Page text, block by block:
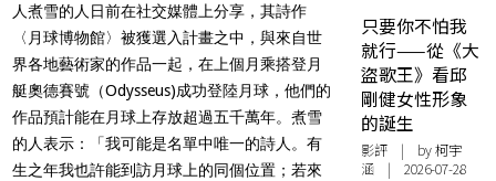
人煮雪的人日前在社交媒體上分享，其詩作
〈月球博物館〉被獲選入計畫之中，與來自世
界各地藝術家的作品一起，在上個月乘搭登月
艇奧德賽號（Odysseus)成功登陸月球，他們的
作品預計能在月球上存放超過五千萬年。煮雪
的人表示：「我可能是名單中唯一的詩人。有
生之年我也許能到訪月球上的同個位置；若來
只要你不怕我
就行——從《大
盜歌王》看邱
剛健女性形象
的誕生
影評 | by 柯宇
涵 | 2026-07-28